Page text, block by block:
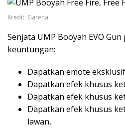
Kredit: Garena
Senjata UMP Booyah EVO
keuntungan:
Dapatkan emote
Dapatkan efek khusus
Dapatkan efek khusus
Dapatkan efek khusus
lawan,